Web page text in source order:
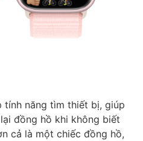
tính năng tìm thiết bị, giúp
đồng hồ khi không biết
cả là một chiếc đồng hồ,